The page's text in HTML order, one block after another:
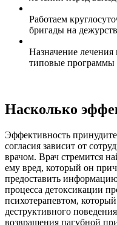
Работаем
бригады на
Назначение
типовые программы
Насколько
Эффективность
согласия зависит от
врачом. Врач стремится
ему вред, который он
предоставить
процесса детоксикации
психотерапевтом,
деструктивного
возвращения пагубной